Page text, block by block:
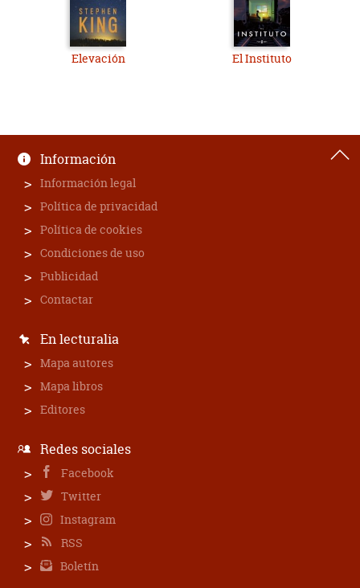
Elevación El Instituto
Información
Información legal
Política de privacidad
Política de cookies
Condiciones de uso
Publicidad
Contactar
En lecturalia
Mapa autores
Mapa libros
Editores
Redes sociales
Facebook
Twitter
Instagram
RSS
Boletín